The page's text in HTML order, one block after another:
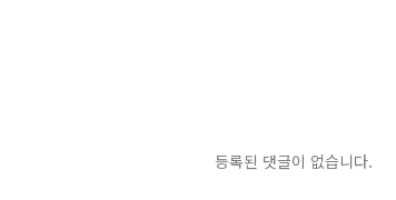
등록된 댓글이 없습니다.